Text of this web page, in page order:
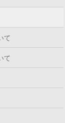
て
て